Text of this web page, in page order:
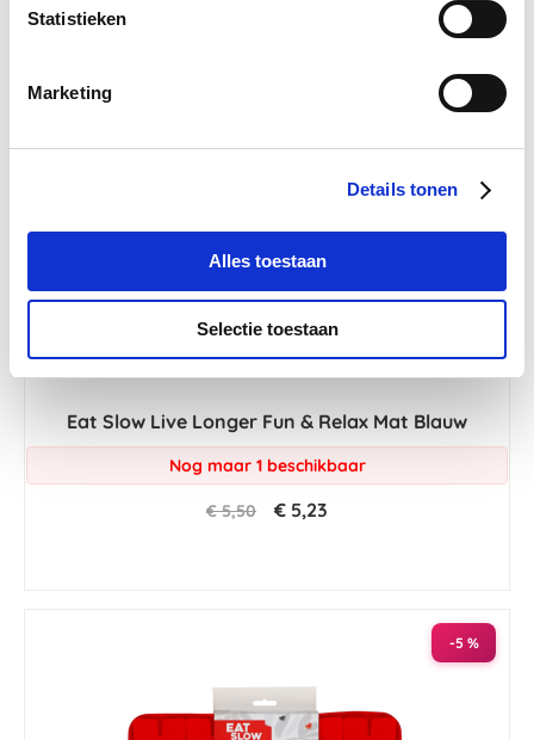
Statistieken
Marketing
Details tonen
Alles toestaan
Selectie toestaan
Eat Slow Live Longer Fun & Relax Mat Blauw
Nog maar 1 beschikbaar
€ 5,50 € 5,23
-5 %